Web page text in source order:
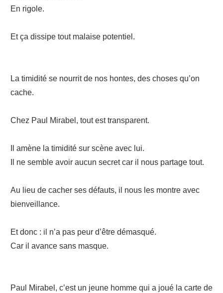
En rigole.
Et ça dissipe tout malaise potentiel.
La timidité se nourrit de nos hontes, des choses qu’on
cache.
Chez Paul Mirabel, tout est transparent.
Il amène la timidité sur scène avec lui.
Il ne semble avoir aucun secret car il nous partage tout.
Au lieu de cacher ses défauts, il nous les montre avec
bienveillance.
Et donc : il n’a pas peur d’être démasqué.
Car il avance sans masque.
Paul Mirabel, c’est un jeune homme qui a joué la carte de